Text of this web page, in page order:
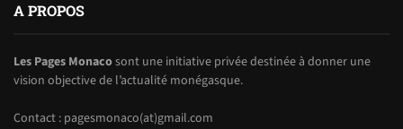
A PROPOS
Les Pages Monacosont une initiative privée destinée à donner une
vision objective de l’actualité monégasque.
Contact : pagesmonaco(at)gmail.com